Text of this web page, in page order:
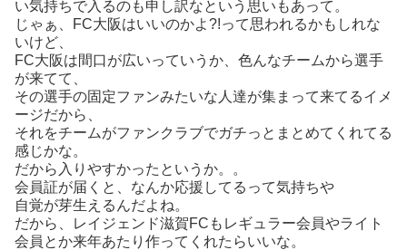
い気持ちで入るのも申し訳なという思いもあって。
じゃぁ、FC大阪はいいのかよ?!って思われるかもしれな
いけど、
FC大阪は間口が広いっていうか、色んなチームから選手
が来てて、
その選手の固定ファンみたいな人達が集まって来てるイメ
ージだから、
それをチームがファンクラブでガチっとまとめてくれてる
感じかな。
だから入りやすかったというか。。
会員証が届くと、なんか応援してるって気持ちや
自覚が芽生えるんだよね。
だから、レイジェンド滋賀FCもレギュラー会員やライト
会員とか来年あたり作ってくれたらいいな。